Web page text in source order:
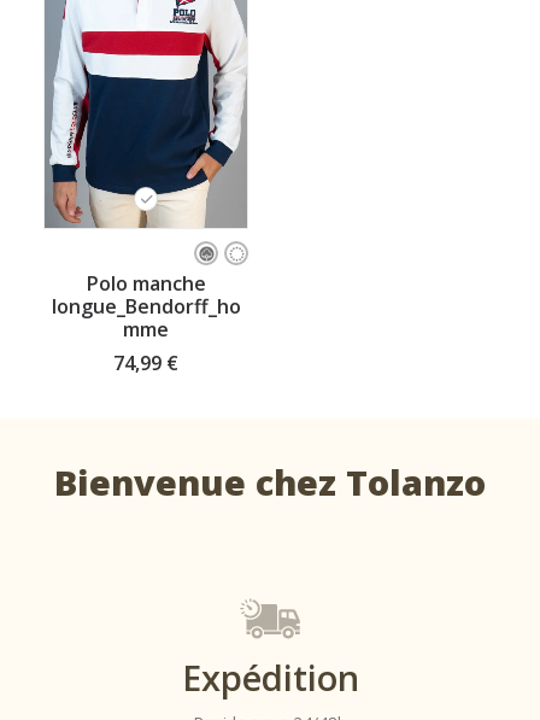
CHOISISSEZ VOTRE TAILLE
plusieurs
sur
Polo manche
longue_Bendorff_ho
mme
74,99 €
Bienvenue chez Tolanzo
Expédition